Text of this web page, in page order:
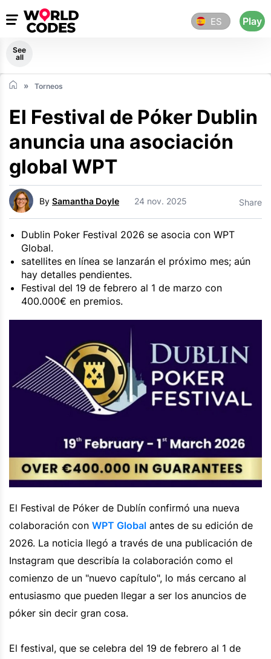
ES Play
See
all
Torneos
El Festival de Póker Dublin
anuncia una asociación
global WPT
By Samantha Doyle 24 nov. 2025 Share
Dublin Poker Festival 2026 se asocia con WPT
Global.
satellites en línea se lanzarán el próximo mes; aún
hay detalles pendientes.
Festival del 19 de febrero al 1 de marzo con
400.000€ en premios.
El Festival de Póker de Dublín confirmó una nueva
colaboración con WPT Global antes de su edición de
2026. La noticia llegó a través de una publicación de
Instagram que describía la colaboración como el
comienzo de un "nuevo capítulo", lo más cercano al
entusiasmo que pueden llegar a ser los anuncios de
póker sin decir gran cosa.
El festival, que se celebra del 19 de febrero al 1 de